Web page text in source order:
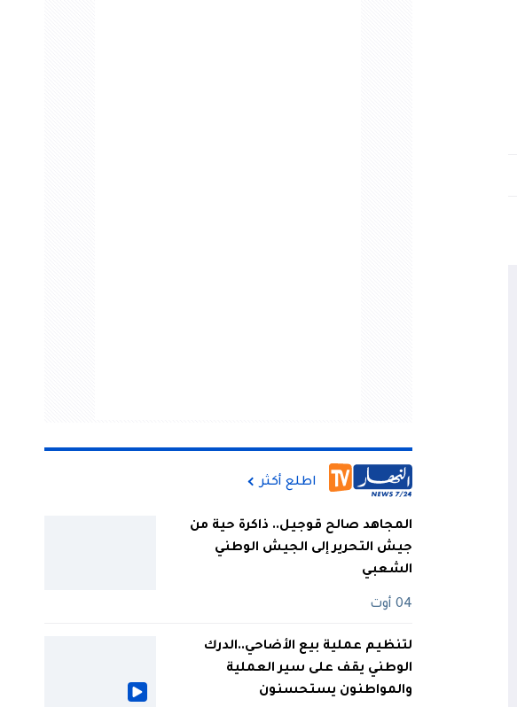
اطلع أكثر
المجاهد صالح قوجيل.. ذاكرة حية من
جيش التحرير إلى الجيش الوطني
الشعبي
04 أوت
لتنظيم عملية بيع الأضاحي..الدرك
الوطني يقف على سير العملية
والمواطنون يستحسنون